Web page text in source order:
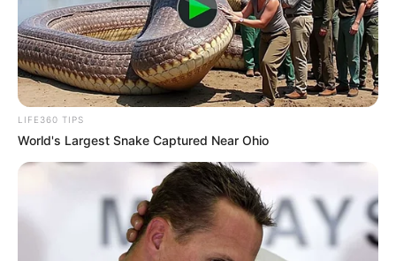
LIFE360 TIPS
World's Largest Snake Captured Near Ohio